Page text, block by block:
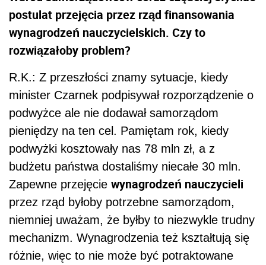
postulat przejęcia przez rząd finansowania
wynagrodzeń nauczycielskich. Czy to
rozwiązałoby problem?
R.K.: Z przeszłości znamy sytuacje, kiedy
minister Czarnek podpisywał rozporządzenie o
podwyżce ale nie dodawał samorządom
pieniędzy na ten cel. Pamiętam rok, kiedy
podwyżki kosztowały nas 78 mln zł, a z
budżetu państwa dostaliśmy niecałe 30 mln.
Zapewne przejęcie wynagrodzeń nauczycieli
przez rząd byłoby potrzebne samorządom,
niemniej uważam, że byłby to niezwykle trudny
mechanizm. Wynagrodzenia też kształtują się
różnie, więc to nie może być potraktowane